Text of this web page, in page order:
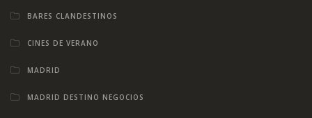
BARES CLANDESTINOS
CINES DE VERANO
MADRID
MADRID DESTINO NEGOCIOS